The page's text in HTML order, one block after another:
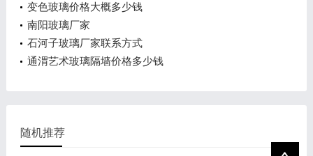
变色玻璃价格大概多少钱
南阳玻璃厂家
石河子玻璃厂家联系方式
通渭艺术玻璃隔墙价格多少钱
随机推荐